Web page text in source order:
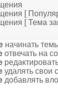
[
[ Тема
начинать
отвечать на
удалять свои
добавлять